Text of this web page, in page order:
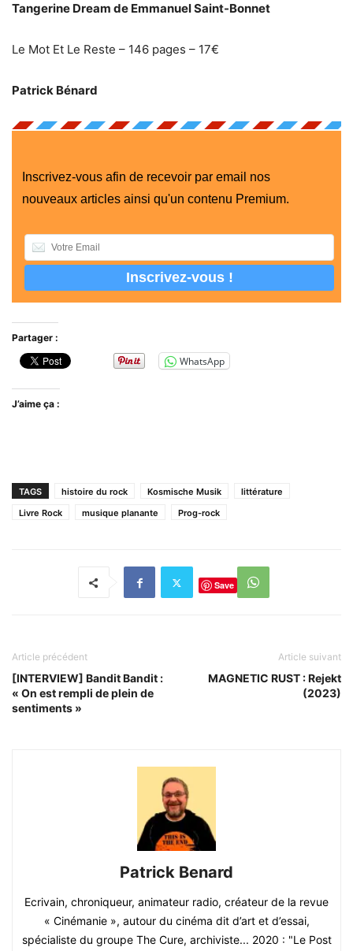
Tangerine Dream de Emmanuel Saint-Bonnet
Le Mot Et Le Reste – 146 pages – 17€
Patrick Bénard
Inscrivez-vous afin de recevoir par email nos
nouveaux articles ainsi qu'un contenu Premium.
Partager :
WhatsApp
J’aime ça :
TAGS histoire du rock Kosmische Musik
littérature
Livre Rock
musique planante Prog-rock
Save
Article précédent
[INTERVIEW] Bandit Bandit :
« On est rempli de plein de
sentiments »
Article suivant
MAGNETIC RUST : Rejekt
(2023)
Patrick Benard
Ecrivain, chroniqueur, animateur radio, créateur de la revue
« Cinémanie », autour du cinéma dit d’art et d’essai,
spécialiste du groupe The Cure, archiviste... 2020 : "Le Post